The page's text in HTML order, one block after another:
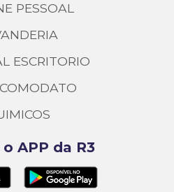
PESSOAL
ESCRITORIO
APP da R3